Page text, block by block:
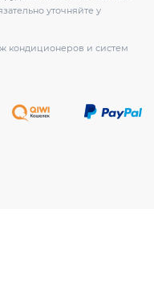
уточняйте у
кондиционеров и систем